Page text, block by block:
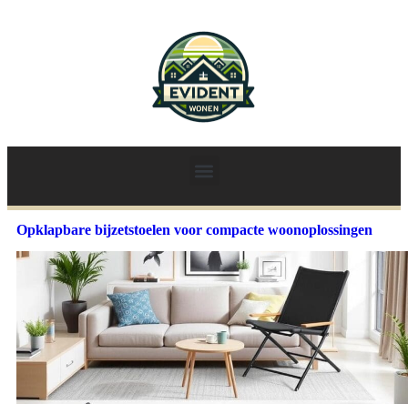
Opklapbare bijzetstoelen voor compacte woonoplossingen